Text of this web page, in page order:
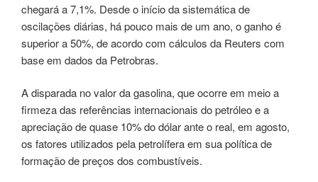
chegará a 7,1%. Desde o início da sistemática de
oscilações diárias, há pouco mais de um ano, o ganho é
superior a 50%, de acordo com cálculos da Reuters com
base em dados da Petrobras.
A disparada no valor da gasolina, que ocorre em meio a
firmeza das referências internacionais do petróleo e a
apreciação de quase 10% do dólar ante o real, em agosto,
os fatores utilizados pela petrolífera em sua política de
formação de preços dos combustíveis.